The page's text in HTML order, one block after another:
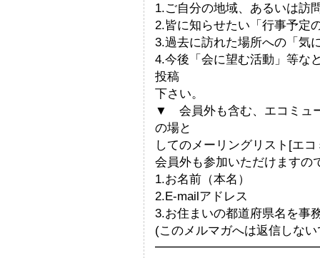
1.ご自分の地域、あるいは訪
2.皆に知らせたい「行事予定
3.過去に訪れた場所への「気
4.今後「会に望む活動」等な
投稿
下さい。
▼ 会員外も含む、エコミュ
の場と
してのメーリングリスト[エ
会員外も参加いただけますの
1.お名前（本名）
2.E-mailアドレス
3.お住まいの都道府県名を事
(このメルマガへは返信しな